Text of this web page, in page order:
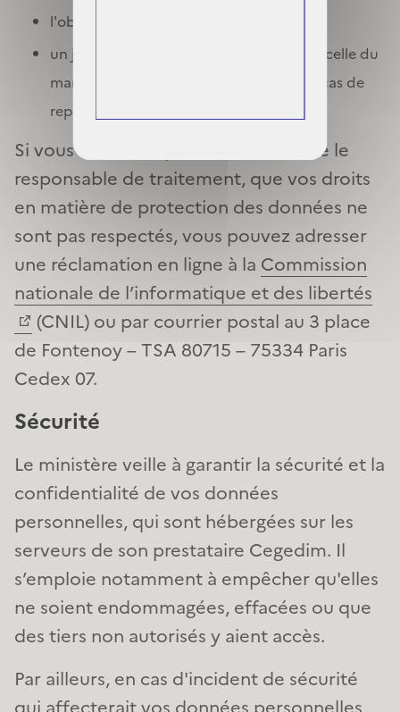
l'objet de la demande (droit concerné) ;
un justificatif de votre identité et/ou de celle du
mandataire que vous auriez désigné en cas de
représentation.
Si vous estimez, après avoir contacté le
responsable de traitement, que vos droits
en matière de protection des données ne
sont pas respectés, vous pouvez adresser
une réclamation en ligne à la Commission
nationale de l’informatique et des libertés
(CNIL) ou par courrier postal au 3 place
de Fontenoy – TSA 80715 – 75334 Paris
Cedex 07.
Sécurité
Le ministère veille à garantir la sécurité et la
confidentialité de vos données
personnelles, qui sont hébergées sur les
serveurs de son prestataire Cegedim. Il
s’emploie notamment à empêcher qu'elles
ne soient endommagées, effacées ou que
des tiers non autorisés y aient accès.
Par ailleurs, en cas d'incident de sécurité